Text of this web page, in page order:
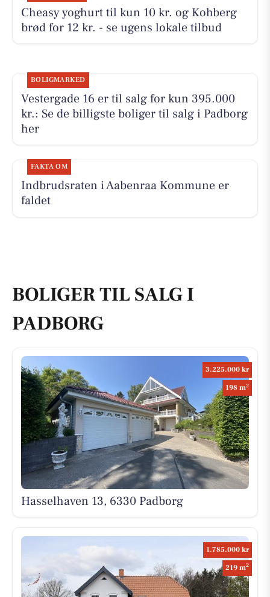
Cheasy yoghurt til kun 10 kr. og Kohberg
brød for 12 kr. - se ugens lokale tilbud
BOLIGMARKED
Vestergade 16 er til salg for kun 395.000
kr.: Se de billigste boliger til salg i Padborg
her
FAKTA OM
Indbrudsraten i Aabenraa Kommune er
faldet
BOLIGER TIL SALG I
PADBORG
3.225.000 kr
198 m2
Hasselhaven 13, 6330 Padborg
1.785.000 kr
219 m2